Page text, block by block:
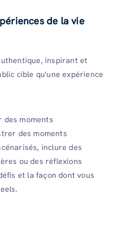
de la vie
inspirant et
cible qu'une expérience
des moments
des moments
inclure des
ou des réflexions
et la façon dont vous